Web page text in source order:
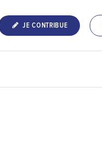
JE CONTRIBUE